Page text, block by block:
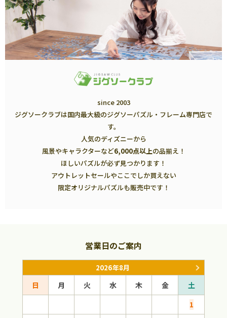
since 2003
ジグソークラブは国内最大級のジグソーパズル・フレーム専門店で
す。
人気のディズニーから
風景やキャラクターなど6,000点以上の品揃え！
ほしいパズルが必ず見つかります！
アウトレットセールやここでしか買えない
限定オリジナルパズルも販売中です！
営業日のご案内
2026年8月
日 月 火 水 木 金
土
1